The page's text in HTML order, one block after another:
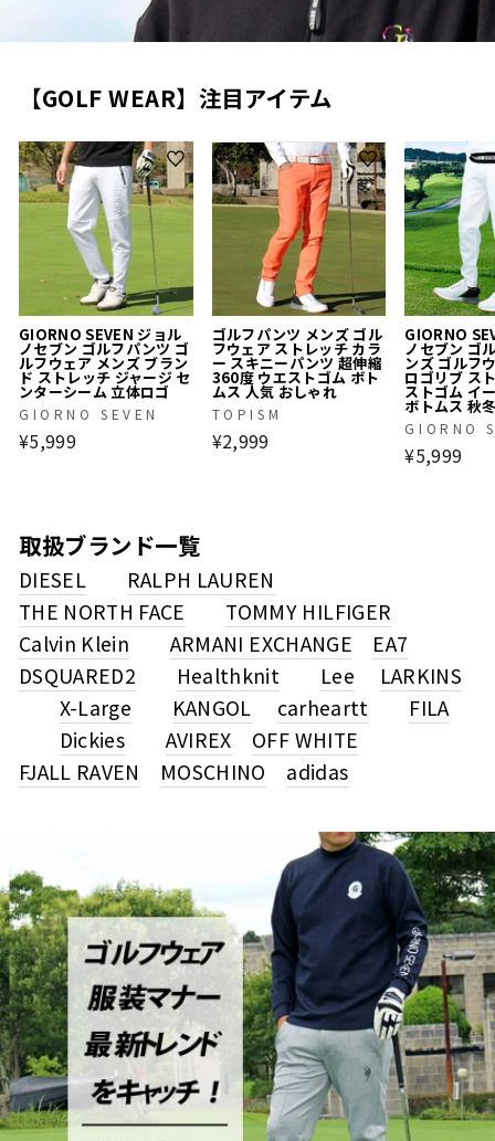
【GOLF WEAR】注目アイテム
GIORNO SEVEN ジョル
ノセブン ゴルフパンツ ゴ
ルフウェア メンズ ブラン
ド ストレッチ ジャージ セ
ンターシーム 立体ロゴ
GIORNO SEVEN
¥5,999
ゴルフパンツ メンズ ゴル
フウェア ストレッチ カラ
ー スキニーパンツ 超伸縮
360度 ウエストゴム ボト
ムス 人気 おしゃれ
TOPISM
¥2,999
GIORNO
ノセブン ゴ
ンズ ゴルフ
ロゴリブ ス
ストゴム イ
ボトムス 秋
GIORNO
¥5,999
取扱ブランド一覧
DIESEL
RALPH LAUREN
THE NORTH FACE
TOMMY HILFIGER
Calvin Klein
ARMANI EXCHANGE
EA7
DSQUARED2
Healthknit Lee
LARKINS
X-Large
KANGOL carheartt
FILA
Dickies
AVIREX
OFF WHITE
FJALL RAVEN
MOSCHINO adidas